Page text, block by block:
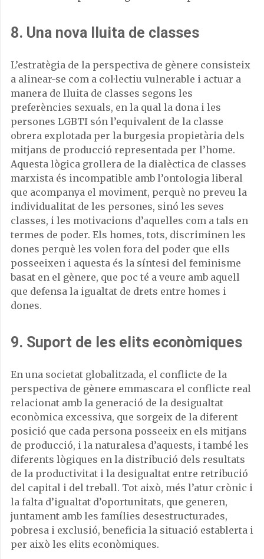
8. Una nova lluita de classes
L’estratègia de la perspectiva de gènere consisteix
a alinear-se com a col·lectiu vulnerable i actuar a
manera de lluita de classes segons les
preferències sexuals, en la qual la dona i les
persones LGBTI són l’equivalent de la classe
obrera explotada per la burgesia propietària dels
mitjans de producció representada per l’home.
Aquesta lògica grollera de la dialèctica de classes
marxista és incompatible amb l’ontologia liberal
que acompanya el moviment, perquè no preveu la
individualitat de les persones, sinó les seves
classes, i les motivacions d’aquelles com a tals en
termes de poder. Els homes, tots, discriminen les
dones perquè les volen fora del poder que ells
posseeixen i aquesta és la síntesi del feminisme
basat en el gènere, que poc té a veure amb aquell
que defensa la igualtat de drets entre homes i
dones.
9. Suport de les elits econòmiques
En una societat globalitzada, el conflicte de la
perspectiva de gènere emmascara el conflicte real
relacionat amb la generació de la desigualtat
econòmica excessiva, que sorgeix de la diferent
posició que cada persona posseeix en els mitjans
de producció, i la naturalesa d’aquests, i també les
diferents lògiques en la distribució dels resultats
de la productivitat i la desigualtat entre retribució
del capital i del treball. Tot això, més l’atur crònic i
la falta d’igualtat d’oportunitats, que generen,
juntament amb les famílies desestructurades,
pobresa i exclusió, beneficia la situació establerta i
per això les elits econòmiques.